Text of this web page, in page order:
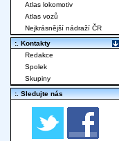
Atlas lokomotiv
Atlas vozů
Nejkrásnější nádraží ČR
:. Kontakty
Redakce
Spolek
Skupiny
:. Sledujte nás